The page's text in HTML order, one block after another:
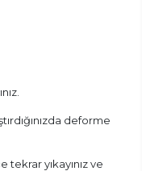
deforme
yıkayınız ve